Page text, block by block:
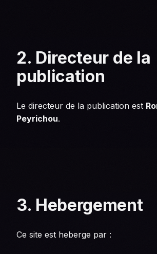
2. Directeur de la
publication
Le directeur de la publication est
Peyrichou.
3. Hebergement
Ce site est heberge par :